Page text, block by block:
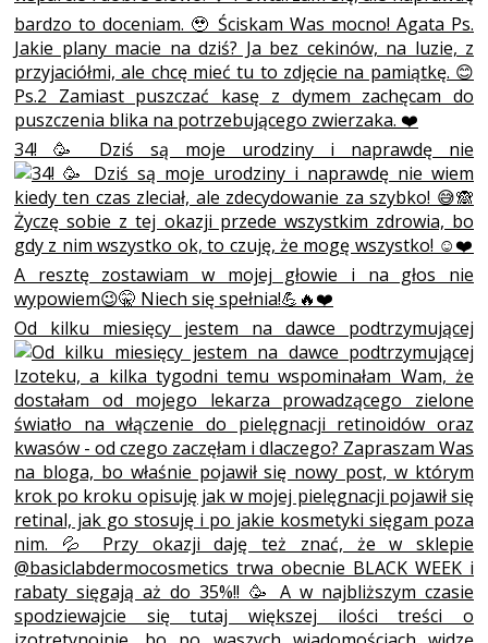
34! 🥳 Dziś są moje urodziny i naprawdę nie
Od kilku miesięcy jestem na dawce podtrzymującej